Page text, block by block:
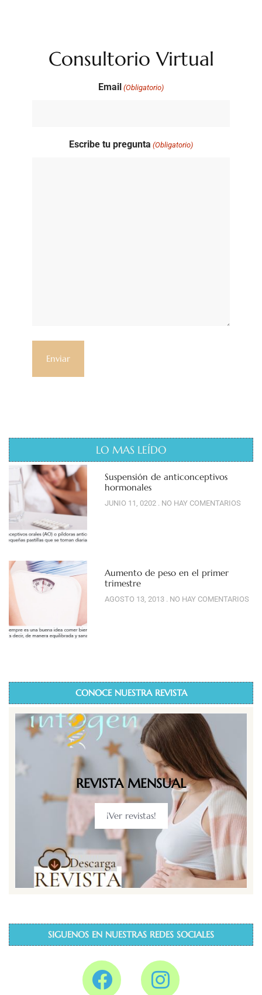
Consultorio Virtual
Email (Obligatorio)
Escribe tu pregunta (Obligatorio)
LO MAS LEÍDO
Suspensión de anticonceptivos
hormonales
JUNIO 11, 0202 NO HAY COMENTARIOS
Aumento de peso en el primer
trimestre
AGOSTO 13, 2013 NO HAY COMENTARIOS
CONOCE NUESTRA REVISTA
REVISTA MENSUAL
¡Ver revistas!
SIGUENOS EN NUESTRAS REDES SOCIALES